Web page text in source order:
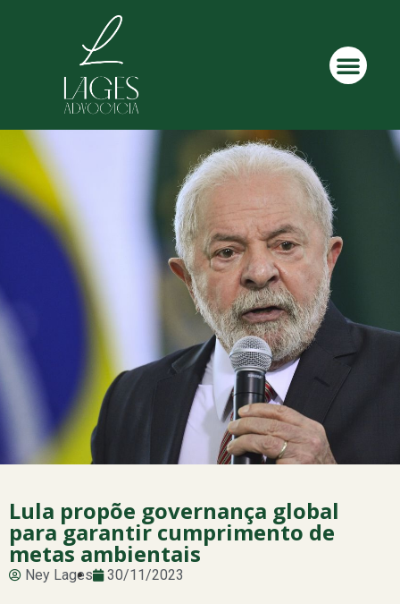
Lula propõe governança global
para garantir cumprimento de
metas ambientais
Ney Lages 30/11/2023